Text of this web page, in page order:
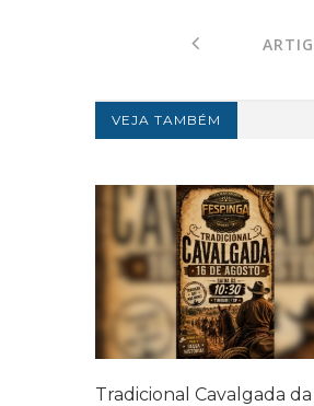
ARTIGO
VEJA TAMBÉM
Tradicional Cavalgada da